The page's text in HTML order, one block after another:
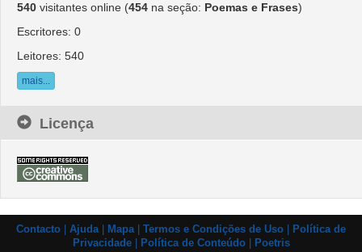
540 visitantes online (454 na seção: Poemas e Frases)
Escritores: 0
Leitores: 540
mais...
Licença
Contacto Ajuda| Mapa| Termos e Condições de Uso
Política de
Privacidade| Política de Conteúdo| Poetris